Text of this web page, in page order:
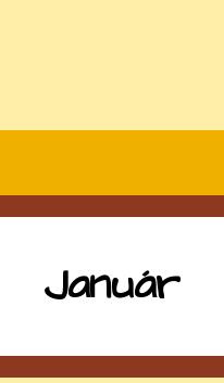
Január